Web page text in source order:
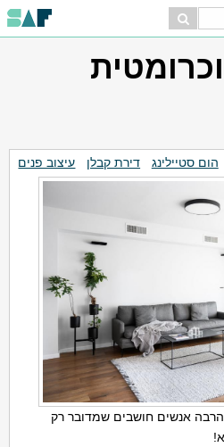
הום סטיילינג דירת קבלן עיצוב פנים
אנשים חושבים שמדובר רק